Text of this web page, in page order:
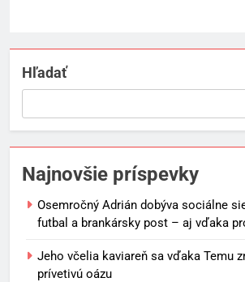
Hľadať
Najnovšie príspevky
Osemročný Adrián dobýva sociálne
futbal a brankársky post – aj vďaka
Jeho včelia kaviareň sa vďaka Temu
prívetivú oázu